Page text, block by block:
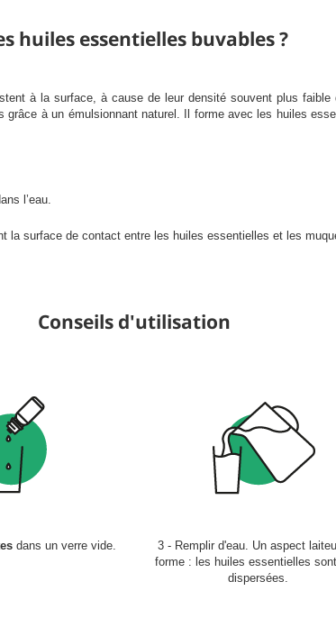
huiles essentielles buvables ?
à la surface, à cause de leur densité souvent plus
à un émulsionnant naturel. Il forme avec les huiles
l’eau.
la surface de contact entre les huiles essentielles et les
Conseils d'utilisation
dans un verre vide.
3 - Remplir d'eau. Un aspect
forme : les huiles essentielles
dispersées.